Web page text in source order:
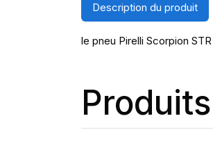
Description du produit
le pneu Pirelli Scorpion